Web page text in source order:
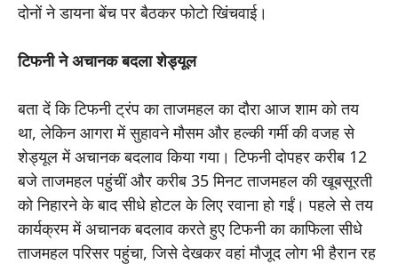
दोनों ने डायना बेंच पर बैठकर फोटो खिंचवाई।
टिफनी ने अचानक बदला शेड्यूल
बता दें कि टिफनी ट्रंप का ताजमहल का दौरा आज शाम को तय
था, लेकिन आगरा में सुहावने मौसम और हल्की गर्मी की वजह से
शेड्यूल में अचानक बदलाव किया गया। टिफनी दोपहर करीब 12
बजे ताजमहल पहुंचीं और करीब 35 मिनट ताजमहल की खूबसूरती
को निहारने के बाद सीधे होटल के लिए रवाना हो गईं। पहले से तय
कार्यक्रम में अचानक बदलाव करते हुए टिफनी का काफिला सीधे
ताजमहल परिसर पहुंचा, जिसे देखकर वहां मौजूद लोग भी हैरान रह